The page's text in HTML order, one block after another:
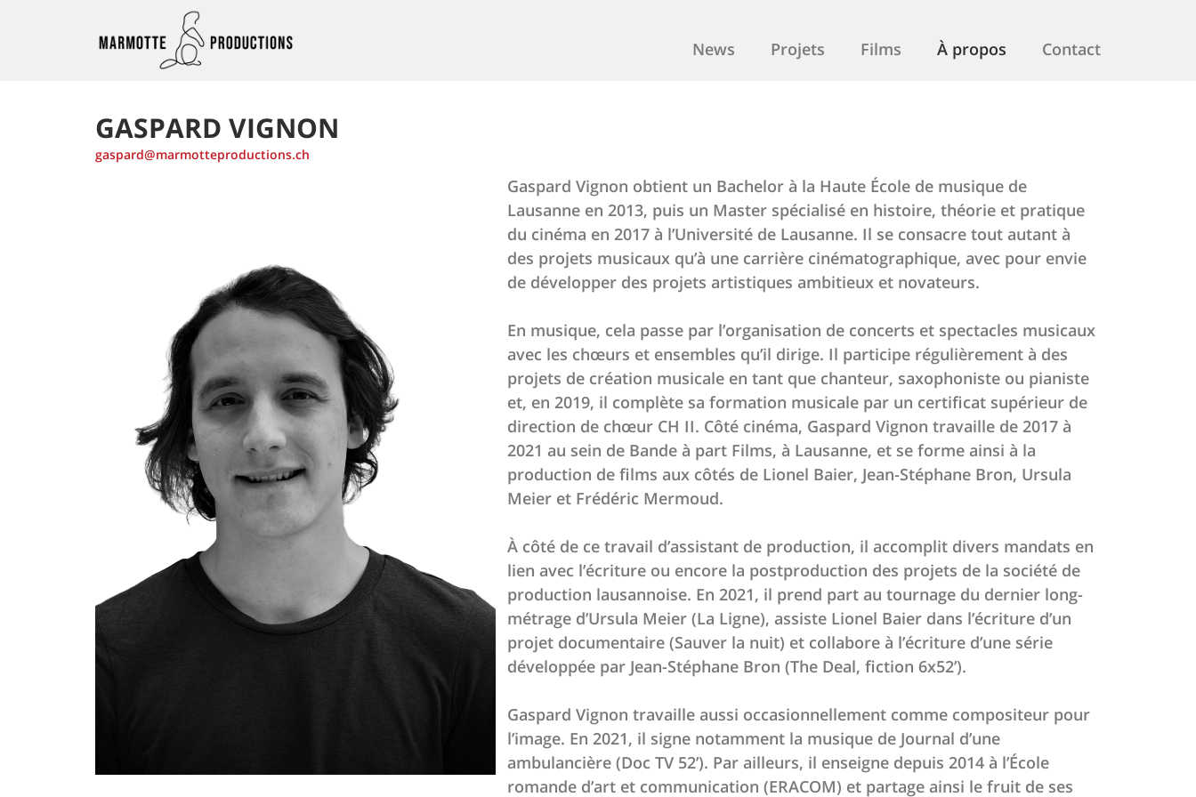
News Projets Films À propos Contact
GASPARD VIGNON
gaspard@marmotteproductions.ch
Gaspard Vignon obtient un Bachelor à la Haute École de musique de
Lausanne en 2013, puis un Master spécialisé en histoire, théorie et pratique
du cinéma en 2017 à l’Université de Lausanne. Il se consacre tout autant à
des projets musicaux qu’à une carrière cinématographique, avec pour envie
de développer des projets artistiques ambitieux et novateurs.
En musique, cela passe par l’organisation de concerts et spectacles musicaux
avec les chœurs et ensembles qu’il dirige. Il participe régulièrement à des
projets de création musicale en tant que chanteur, saxophoniste ou pianiste
et, en 2019, il complète sa formation musicale par un certificat supérieur de
direction de chœur CH II. Côté cinéma, Gaspard Vignon travaille de 2017 à
2021 au sein de Bande à part Films, à Lausanne, et se forme ainsi à la
production de films aux côtés de Lionel Baier, Jean-Stéphane Bron, Ursula
Meier et Frédéric Mermoud.
À côté de ce travail d’assistant de production, il accomplit divers mandats en
lien avec l’écriture ou encore la postproduction des projets de la société de
production lausannoise. En 2021, il prend part au tournage du dernier long-
métrage d’Ursula Meier (La Ligne), assiste Lionel Baier dans l’écriture d’un
projet documentaire (Sauver la nuit) et collabore à l’écriture d’une série
développée par Jean-Stéphane Bron (The Deal, fiction 6x52’).
Gaspard Vignon travaille aussi occasionnellement comme compositeur pour
l’image. En 2021, il signe notamment la musique de Journal d’une
ambulancière (Doc TV 52’). Par ailleurs, il enseigne depuis 2014 à l’École
romande d’art et communication (ERACOM) et partage ainsi le fruit de ses